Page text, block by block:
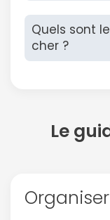
Quels sont
cher ?
Le